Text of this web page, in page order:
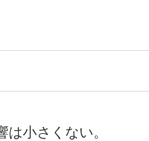
小さくない。